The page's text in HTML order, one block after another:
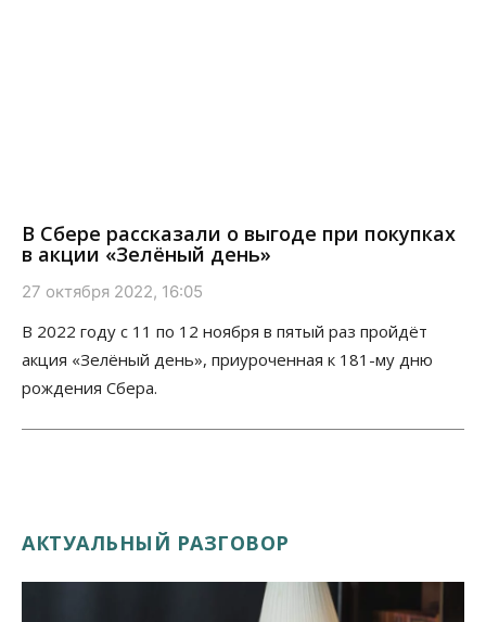
В Сбере рассказали о выгоде при покупках
в акции «Зелёный день»
27 октября 2022, 16:05
В 2022 году с 11 по 12 ноября в пятый раз пройдёт
акция «Зелёный день», приуроченная к 181-му дню
рождения Сбера.
АКТУАЛЬНЫЙ РАЗГОВОР